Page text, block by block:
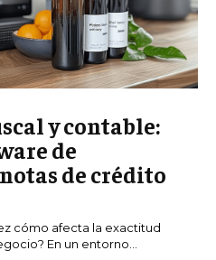
y contable:
de
de crédito
cómo afecta la exactitud
En un entorno...